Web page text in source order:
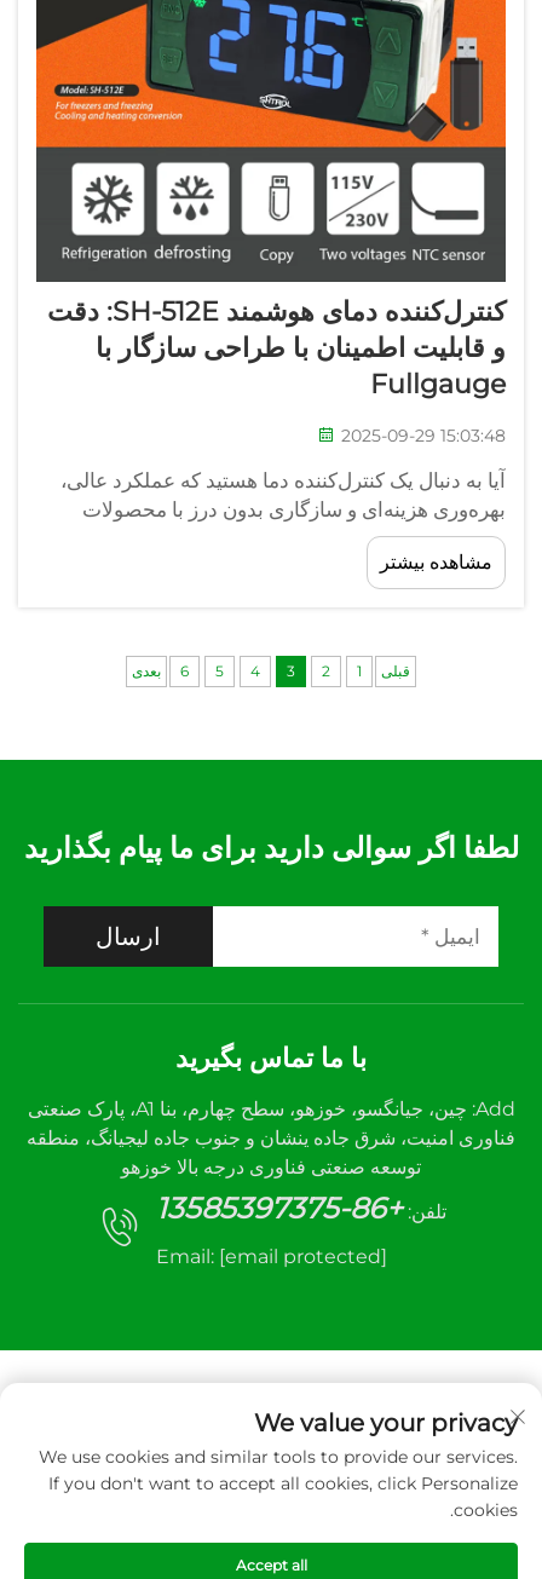
کنترل‌کننده دمای هوشمند SH-512E: دقت
و قابلیت اطمینان با طراحی سازگار با
Fullgauge
2025-09-29 15:03:48
آیا به دنبال یک کنترل‌کننده دما هستید که عملکرد عالی،
بهره‌وری هزینه‌ای و سازگاری بدون درز با محصولات
است...
مشاهده بیشتر
قبلی 1
2
3
4
5
6 بعدی
لطفا اگر سوالی دارید برای ما پیام بگذارید
ارسال
با ما تماس بگیرید
Add: چین، جیانگسو، خوزهو، سطح چهارم، بنا A1، پارک صنعتی
فناوری امنیت، شرق جاده ینشان و جنوب جاده لیجیانگ، منطقه
توسعه صنعتی فناوری درجه بالا خوزهو
تلفن: +86-13585397375
Email: [email protected]
حق کپی‌رایت © 2026 شرکت مهندسی کنترل خودکار
شوسانه، محدوده. تمامی حقوق محفوظ است
We value your privacy
We use cookies and similar tools to provide our services.
If you don't want to accept all cookies, click Personalize
cookies.
Accept all